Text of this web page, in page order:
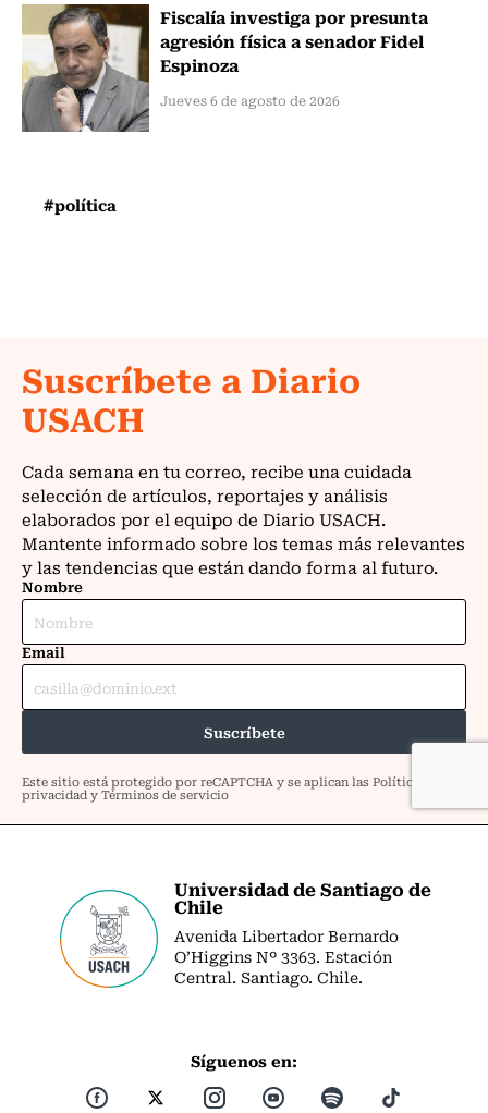
Fiscalía investiga por presunta
agresión física a senador Fidel
Espinoza
Jueves 6 de agosto de 2026
#política
Universidad de Santiago de
Chile
Avenida Libertador Bernardo
O’Higgins Nº 3363. Estación
Central. Santiago. Chile.
Síguenos en: